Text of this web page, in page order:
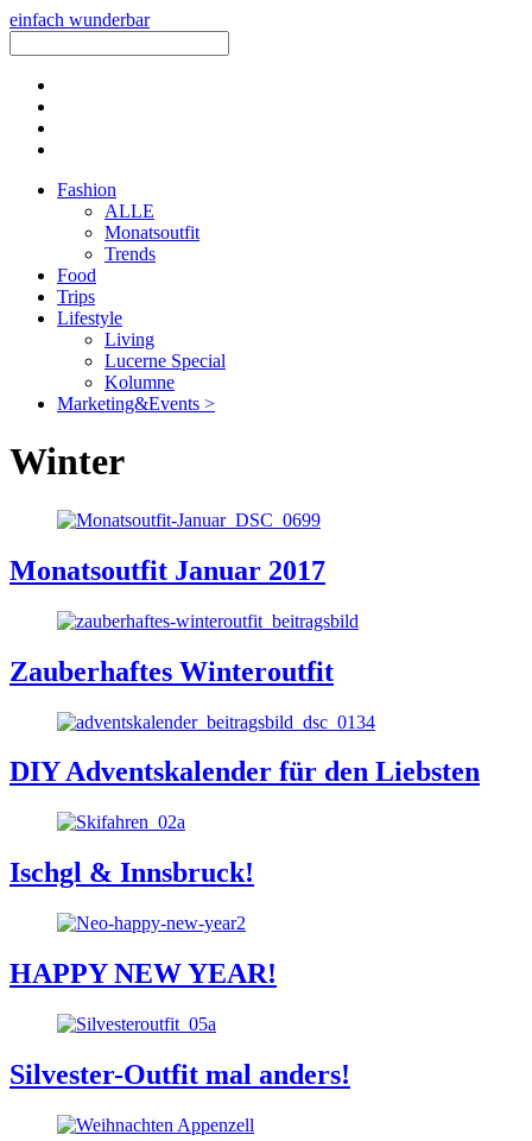
einfach wunderbar
Fashion
ALLE
Monatsoutfit
Trends
Food
Trips
Lifestyle
Living
Lucerne Special
Kolumne
Marketing&Events >
Winter
Monatsoutfit Januar 2017
Zauberhaftes Winteroutfit
DIY Adventskalender für den Liebsten
Ischgl & Innsbruck!
HAPPY NEW YEAR!
Silvester-Outfit mal anders!